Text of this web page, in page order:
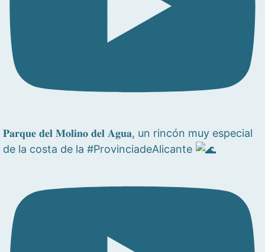
𝐏𝐚𝐫𝐪𝐮𝐞 𝐝𝐞𝐥 𝐌𝐨𝐥𝐢𝐧𝐨 𝐝𝐞𝐥 𝐀𝐠𝐮𝐚, un rincón muy especial
de la costa de la #ProvinciadeAlicante